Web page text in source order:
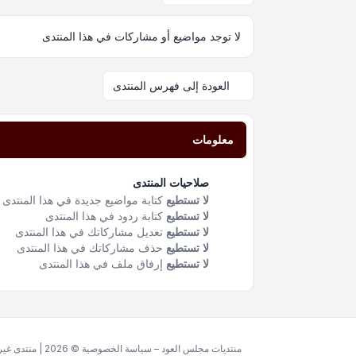
لا توجد مواضيع أو مشاركات في هذا المنتدى
العودة إلى فهرس المنتدى
معلومات
صلاحيات المنتدى
لا تستطيع كتابة مواضيع جديدة في هذا المنتدى
لا تستطيع كتابة ردود في هذا المنتدى
لا تستطيع تعديل مشاركاتك في هذا المنتدى
لا تستطيع حذف مشاركاتك في هذا المنتدى
لا تستطيع إرفاق ملف في هذا المنتدى
منتديات مجلس العود – سياسة الخصوصية © 2026 | منتدى غير ربحي مخصص للغة العربية